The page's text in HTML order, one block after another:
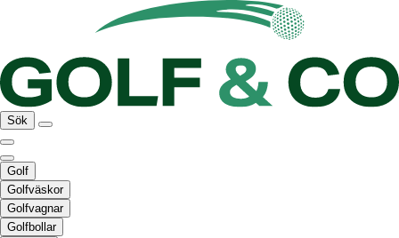
Sök
Golf
Golfväskor
Golfvagnar
Golfbollar